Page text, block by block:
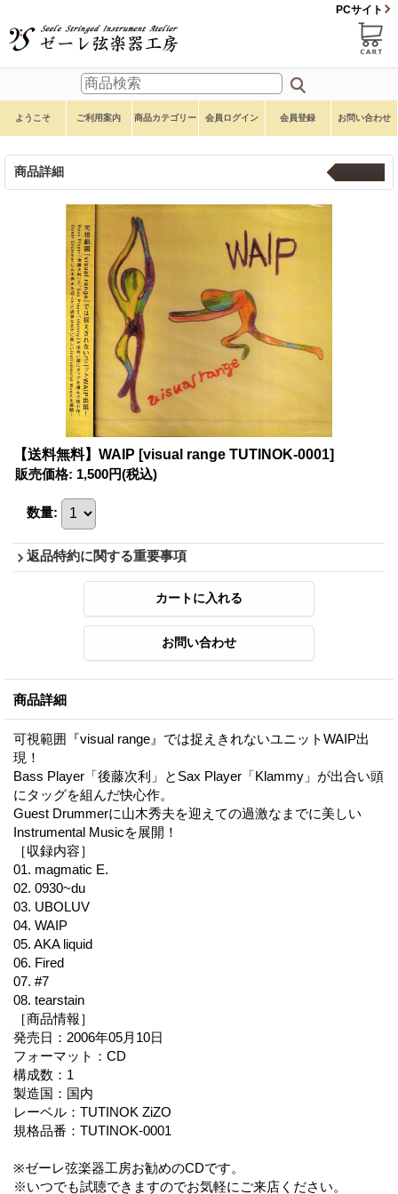
PCサイト
ようこそ ご利用案内 商品カテゴリー 会員ログイン 会員登録 お問い合わせ
商品詳細
【送料無料】WAIP [visual range TUTINOK-0001]
販売価格: 1,500円(税込)
数量:
返品特約に関する重要事項
商品詳細
可視範囲『visual range』では捉えきれないユニットWAIP出
現！
Bass Player「後藤次利」とSax Player「Klammy」が出合い頭
にタッグを組んだ快心作。
Guest Drummerに山木秀夫を迎えての過激なまでに美しい
Instrumental Musicを展開！
［収録内容］
01. magmatic E.
02. 0930~du
03. UBOLUV
04. WAIP
05. AKA liquid
06. Fired
07. #7
08. tearstain
［商品情報］
発売日：2006年05月10日
フォーマット：CD
構成数：1
製造国：国内
レーベル：TUTINOK ZiZO
規格品番：TUTINOK-0001
※ゼーレ弦楽器工房お勧めのCDです。
※いつでも試聴できますのでお気軽にご来店ください。